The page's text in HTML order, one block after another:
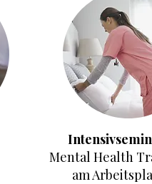
Mental Health
am